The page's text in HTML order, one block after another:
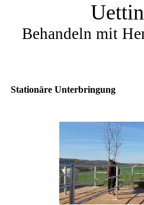
Behandeln mit
Stationäre Unterbringung